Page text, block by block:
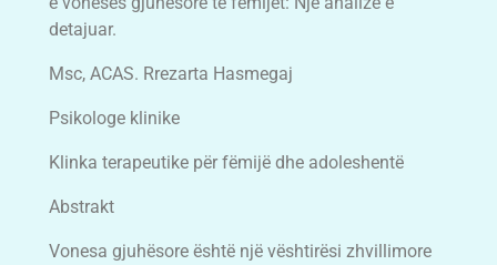
detajuar.
Msc, ACAS. Rrezarta Hasmegaj
Psikologe klinike
Klinka terapeutike për fëmijë dhe adoleshentë
Abstrakt
Vonesa gjuhësore është një vështirësi zhvillimore